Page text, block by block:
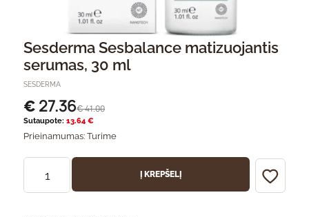
Sesderma Sesbalance matizuojantis
serumas, 30 ml
SESDERMA
€ 27.36€41.00
Sutaupote: 13.64 €
Prieinamumas: Turime
Į KREPŠELĮ